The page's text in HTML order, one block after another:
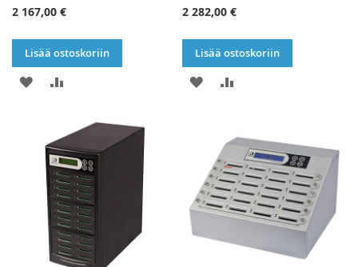
2 167,00 €
Lisää ostoskoriin
LISÄÄ
2 282,00 €
Lisää ostoskoriin
LISÄÄ